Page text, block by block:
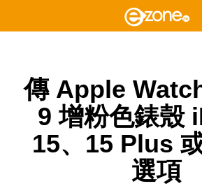
傳 Apple
9 增粉色錶殼
15、15 Plus
選項